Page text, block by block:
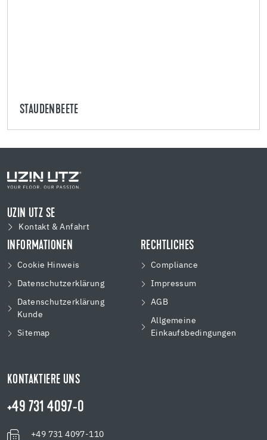
STAUDENBEETE
UZIN UTZ SE
Kontakt & Anfahrt
INFORMATIONEN
Cookie Hinweis
Datenschutzerklärung
Datenschutzerklärung
Kunde
Sitemap
RECHTLICHES
Compliance
Impressum
AGB
Allgemeine
Einkaufsbedingungen
KONTAKTIERE UNS
+49 731 4097-0
+49 731 4097-110